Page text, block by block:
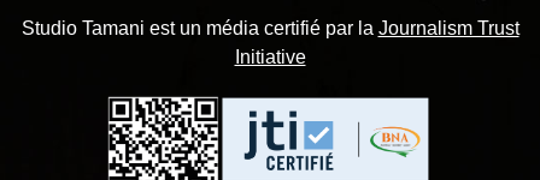
Studio Tamani est un média certifié par la Journalism Trust
Initiative